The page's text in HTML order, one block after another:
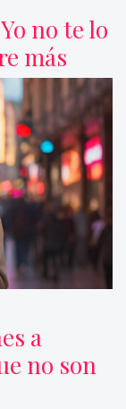
no te lo
más
a
no son